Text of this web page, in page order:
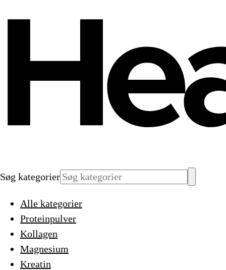
Søg kategorier
Alle kategorier
Proteinpulver
Kollagen
Magnesium
Kreatin